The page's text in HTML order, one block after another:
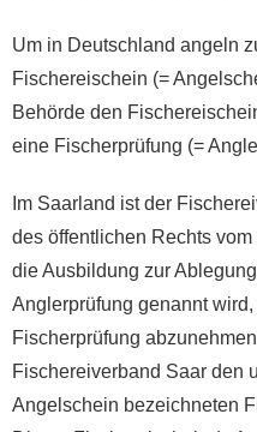
Um in Deutschland angeln
Fischereischein (=
Behörde den
eine Fischerprüfung (=
Im Saarland ist der
des öffentlichen Rechts
die Ausbildung zur
Anglerprüfung genannt
Fischerprüfung
Fischereiverband Saar den
Angelschein bezeichneten